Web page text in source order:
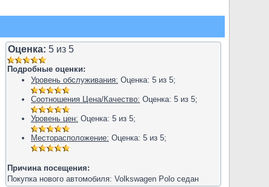
Оценка: 5 из 5
Подробные оценки:
Уровень обслуживания: Оценка: 5 из 5;
Соотношения Цена/Качество: Оценка: 5 из 5;
Уровень цен: Оценка: 5 из 5;
Месторасположение: Оценка: 5 из 5;
Причина посещения:
Покупка нового автомобиля: Volkswagen Polo седан